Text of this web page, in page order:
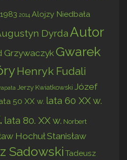
1983 2014 Alojzy Niedbała
Dyrda Autor
Grzywaczyk Gwarek
Henryk Fudali
Jerzy Kwiatkowski Józef
50 XX w. lata 60 XX w.
lata 80. XX w. Norbert
HochułStanisław
Sadowski Tadeusz